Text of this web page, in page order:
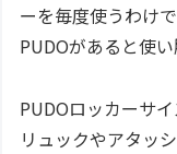
ーを毎度使うわけ
PUDOがあると使
PUDOロッカーサ
リュックやアタッ